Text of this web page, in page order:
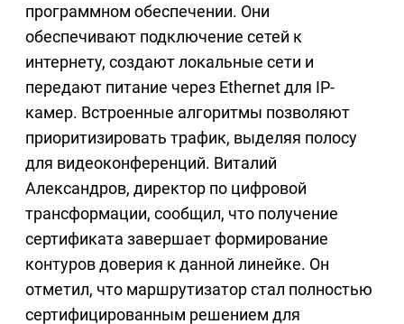
программном обеспечении. Они
обеспечивают подключение сетей к
интернету, создают локальные сети и
передают питание через Ethernet для IP-
камер. Встроенные алгоритмы позволяют
приоритизировать трафик, выделяя полосу
для видеоконференций. Виталий
Александров, директор по цифровой
трансформации, сообщил, что получение
сертификата завершает формирование
контуров доверия к данной линейке. Он
отметил, что маршрутизатор стал полностью
сертифицированным решением для